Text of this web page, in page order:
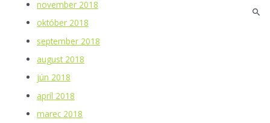
november 2018
október 2018
september 2018
august 2018
jún 2018
apríl 2018
marec 2018